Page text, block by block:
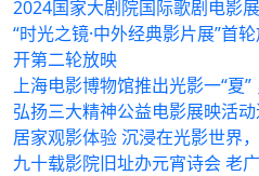
2024国家大剧院国际歌剧电影
“时光之镜·中外经典影片展”首
开第二轮放映
上海电影博物馆推出光影一“夏
弘扬三大精神公益电影展映活
居家观影体验 沉浸在光影世界
九十载影院旧址办元宵诗会 老